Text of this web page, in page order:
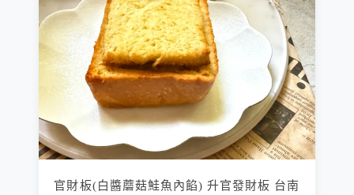
官財板(白醬蘑菇鮭魚內餡) 升官發財板 台南